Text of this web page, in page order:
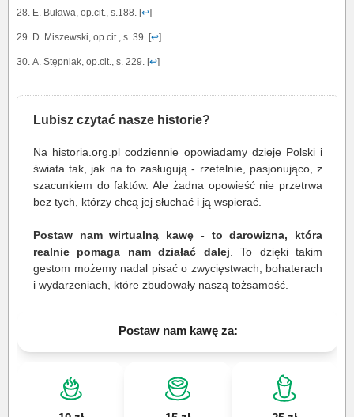
E. Buława, op.cit., s.188. [↩]
D. Miszewski, op.cit., s. 39. [↩]
A. Stępniak, op.cit., s. 229. [↩]
Lubisz czytać nasze historie?
Na historia.org.pl codziennie opowiadamy dzieje Polski i
świata tak, jak na to zasługują - rzetelnie, pasjonująco, z
szacunkiem do faktów. Ale żadna opowieść nie przetrwa
bez tych, którzy chcą jej słuchać i ją wspierać.
Postaw nam wirtualną kawę - to darowizna, która
realnie pomaga nam działać dalej . To dzięki takim
gestom możemy nadal pisać o zwycięstwach, bohaterach
i wydarzeniach, które zbudowały naszą tożsamość.
Postaw nam kawę za: